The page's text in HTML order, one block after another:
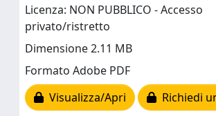
Licenza: NON PUBBLICO - Accesso
privato/ristretto
Dimensione 2.11 MB
Formato Adobe PDF
Visualizza/Apri
Richiedi